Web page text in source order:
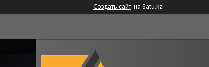
Создать сайт на Satu.kz